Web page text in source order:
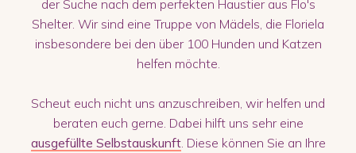
der Suche nach dem perfekten Haustier aus Flo's
Shelter. Wir sind eine Truppe von Mädels, die Floriela
insbesondere bei den über 100 Hunden und Katzen
helfen möchte.
Scheut euch nicht uns anzuschreiben, wir helfen und
beraten euch gerne. Dabei hilft uns sehr eine
ausgefüllte Selbstauskunft. Diese können Sie an Ihre